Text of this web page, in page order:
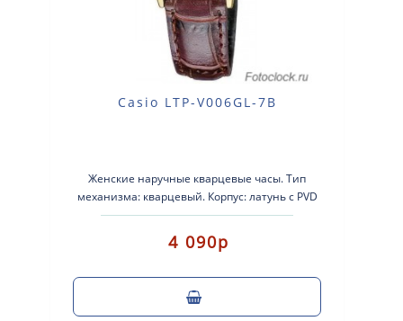
Casio LTP-V006GL-7B
Женские наручные кварцевые часы. Тип
механизма: кварцевый. Корпус: латунь с PVD
покрытием ..
4 090р